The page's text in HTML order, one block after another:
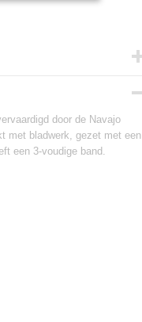
door de Navajo
met bladwerk, gezet met een
een 3-voudige band.